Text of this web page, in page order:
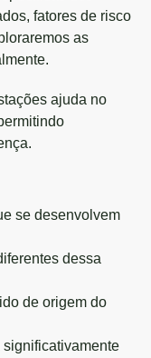
fatores de risco
as
ajuda no
se desenvolvem
dessa
de origem do